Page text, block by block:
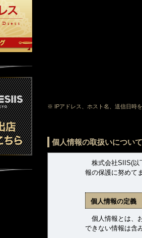
※ IPアドレス、ホスト名、送信日時
個人情報の取扱いについて
株式会社SIIS(以
報の保護に努めて
個人情報の定義
個人情報とは、
できない情報は含